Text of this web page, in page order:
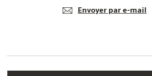
Envoyer par e-mail